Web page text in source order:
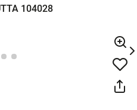
104028